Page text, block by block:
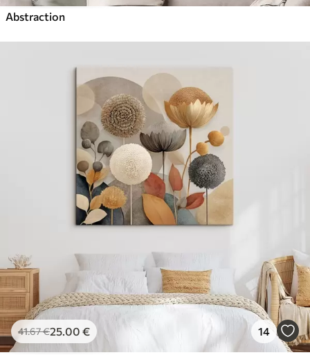
Abstraction
41.67€25.00 € 14